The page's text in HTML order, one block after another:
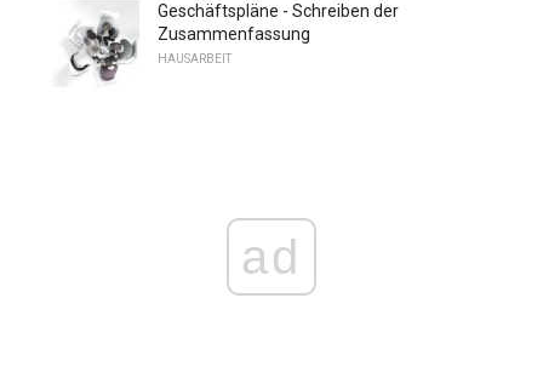
Geschäftspläne - Schreiben der
Zusammenfassung
HAUSARBEIT
ad